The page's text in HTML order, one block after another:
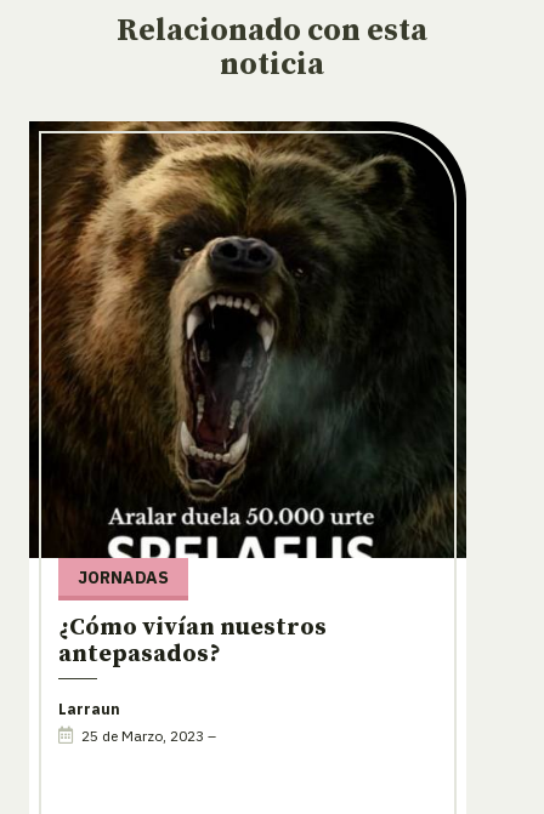
Relacionado con esta
noticia
JORNADAS
¿Cómo vivían nuestros
antepasados?
Larraun
25 de Marzo, 2023 –